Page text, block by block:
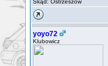
Skąd: Ostrzeszów
yoyo72
Klubowicz